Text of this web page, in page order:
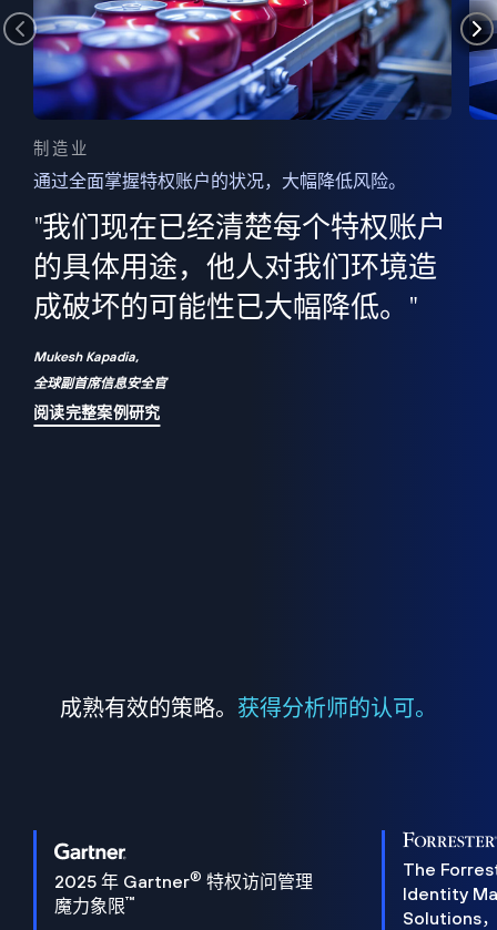
制造业
通过全面掌握特权账户的状况，大幅降低风险。
"我们现在已经清楚每个特权账户
的具体用途，他人对我们环境造
成破坏的可能性已大幅降低。"
Mukesh Kapadia,
全球副首席信息安全官
阅读完整案例研究
成熟有效的策略。 获得分析师的认可。
2025 年 Gartner® 特权访问管理
魔力象限™
The
Identity
Solutions